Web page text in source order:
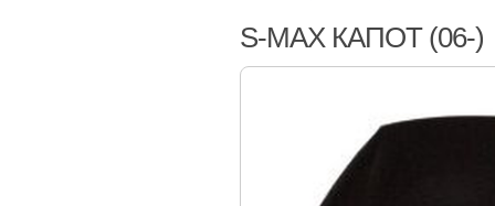
S-MAX КАПОТ (06-)